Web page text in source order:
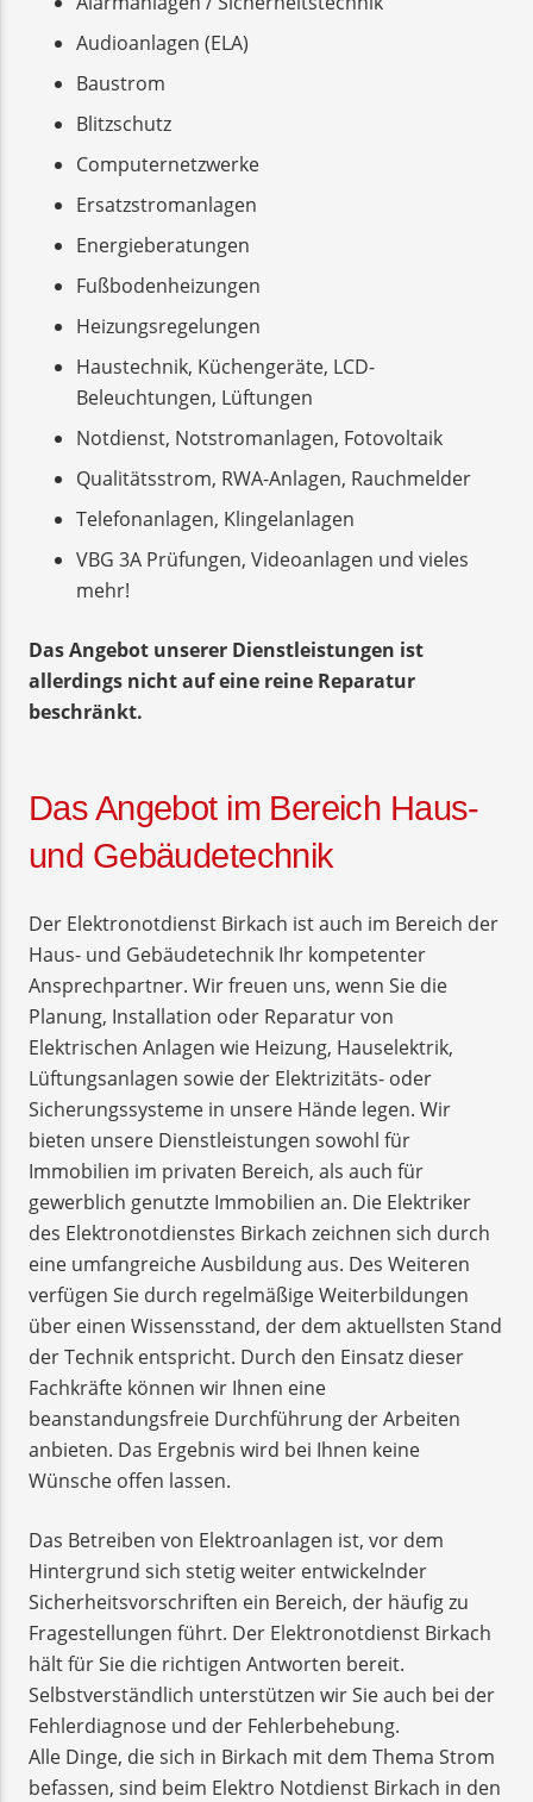
Audioanlagen (ELA)
Baustrom
Blitzschutz
Computernetzwerke
Ersatzstromanlagen
Energieberatungen
Fußbodenheizungen
Heizungsregelungen
Haustechnik, Küchengeräte, LCD-
Beleuchtungen, Lüftungen
Notdienst, Notstromanlagen, Fotovoltaik
Qualitätsstrom, RWA-Anlagen, Rauchmelder
Telefonanlagen, Klingelanlagen
VBG 3A Prüfungen, Videoanlagen und vieles
mehr!
Das Angebot unserer Dienstleistungen ist
allerdings nicht auf eine reine Reparatur
beschränkt.
Das Angebot im Bereich Haus-
und Gebäudetechnik
Der Elektronotdienst Birkach ist auch im Bereich der
Haus- und Gebäudetechnik Ihr kompetenter
Ansprechpartner. Wir freuen uns, wenn Sie die
Planung, Installation oder Reparatur von
Elektrischen Anlagen wie Heizung, Hauselektrik,
Lüftungsanlagen sowie der Elektrizitäts- oder
Sicherungssysteme in unsere Hände legen. Wir
bieten unsere Dienstleistungen sowohl für
Immobilien im privaten Bereich, als auch für
gewerblich genutzte Immobilien an. Die Elektriker
des Elektronotdienstes Birkach zeichnen sich durch
eine umfangreiche Ausbildung aus. Des Weiteren
verfügen Sie durch regelmäßige Weiterbildungen
über einen Wissensstand, der dem aktuellsten Stand
der Technik entspricht. Durch den Einsatz dieser
Fachkräfte können wir Ihnen eine
beanstandungsfreie Durchführung der Arbeiten
anbieten. Das Ergebnis wird bei Ihnen keine
Wünsche offen lassen.
Das Betreiben von Elektroanlagen ist, vor dem
Hintergrund sich stetig weiter entwickelnder
Sicherheitsvorschriften ein Bereich, der häufig zu
Fragestellungen führt. Der Elektronotdienst Birkach
hält für Sie die richtigen Antworten bereit.
Selbstverständlich unterstützen wir Sie auch bei der
Fehlerdiagnose und der Fehlerbehebung.
Alle Dinge, die sich in Birkach mit dem Thema Strom
befassen, sind beim Elektro Notdienst Birkach in den